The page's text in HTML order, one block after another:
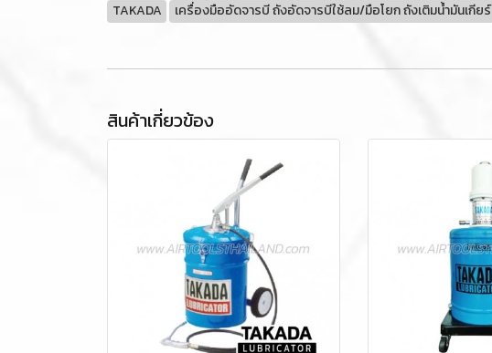
TAKADA เครื่องมืออัดจารบี ถังอัดจารบีใช้ลม/มือโยก ถังเติมน้ำมันเกียร์
สินค้าเกี่ยวข้อง